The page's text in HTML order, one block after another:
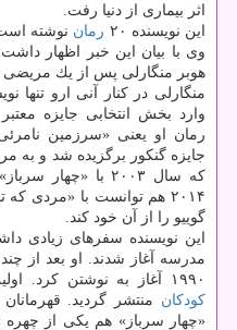
اثر بیماری از دنیا رفت.
این نویسنده ۲۰
رمان نوشته
وی با بیان این خبر اظهار
هوبر منگارلی پس از یك مریضی
منگارلی در كنار آنی ارو
وارد بخش انتخابی جایزه
رمان او یعنی «سرزمین
جایزه گنكور برگزیده شد و به
كه سال ۲۰۰۳ با
۲۰۱۴ هم توانست با «مردی
گوییو را از آن خود كند.
این نویسنده سفرهای زیادی
مدرسه آغاز شدند. او بعد از چند
۱۹۹۰ آغاز به نوشتن كرد. اولین كتابش هم بعنوان یك مجموعه
كودكان منتشر گردید.
«چهار سرباز» هم یكی از چهره